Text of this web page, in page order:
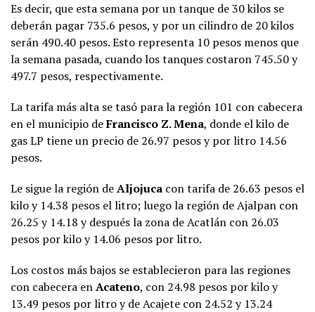
Es decir, que esta semana por un tanque de 30 kilos se
deberán pagar 735.6 pesos, y por un cilindro de 20 kilos
serán 490.40 pesos. Esto representa 10 pesos menos que
la semana pasada, cuando los tanques costaron 745.50 y
497.7 pesos, respectivamente.
La tarifa más alta se tasó para la región 101 con cabecera
en el municipio deFrancisco Z. Mena, donde el kilo de
gas LP tiene un precio de 26.97 pesos y por litro 14.56
pesos.
Le sigue la región deAljojuca con tarifa de 26.63 pesos el
kilo y 14.38 pesos el litro; luego la región de Ajalpan con
26.25 y 14.18 y después la zona de Acatlán con 26.03
pesos por kilo y 14.06 pesos por litro.
Los costos más bajos se establecieron para las regiones
con cabecera enAcateno, con 24.98 pesos por kilo y
13.49 pesos por litro y de Acajete con 24.52 y 13.24